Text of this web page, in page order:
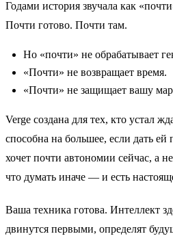
Годами история звучала как
Почти готово. Почти там.
Но «почти» не обрабатывает
«Почти» не возвращает время.
«Почти» не защищает вашу
Verge создана для тех, кто устал
способна на большее, если дать
хочет почти автономии сейчас, а
что думать иначе — и есть
Ваша техника готова. Интеллект
двинутся первыми, определят